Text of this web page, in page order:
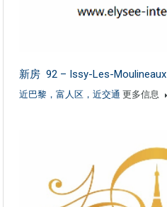
新房 92 – Issy-Les-Moulineaux
近巴黎，富人区，近交通 更多信息